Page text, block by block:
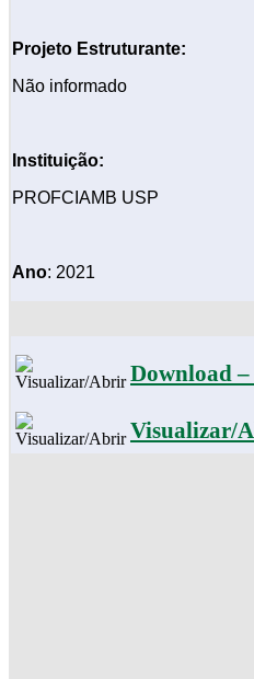
Projeto Estruturante:
Não informado
Instituição:
PROFCIAMB USP
Ano: 2021
Download –
Visualizar/